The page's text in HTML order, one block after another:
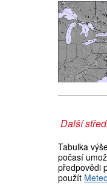
Další
Tabulka
počasí
předpovědi
použít